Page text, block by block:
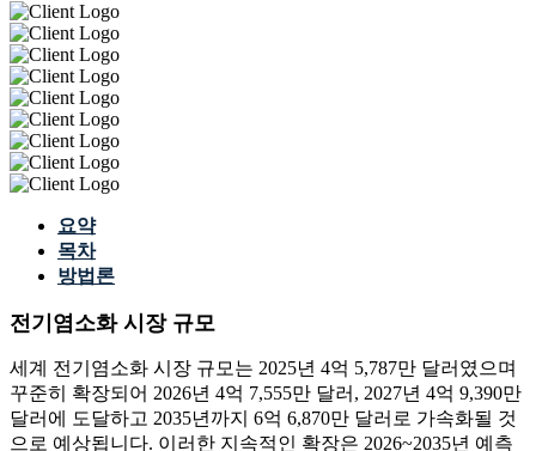
요약
목차
방법론
전기염소화 시장 규모
세계 전기염소화 시장 규모는 2025년 4억 5,787만 달러였으며
꾸준히 확장되어 2026년 4억 7,555만 달러, 2027년 4억 9,390만
달러에 도달하고 2035년까지 6억 6,870만 달러로 가속화될 것
으로 예상됩니다. 이러한 지속적인 확장은 2026~2035년 예측